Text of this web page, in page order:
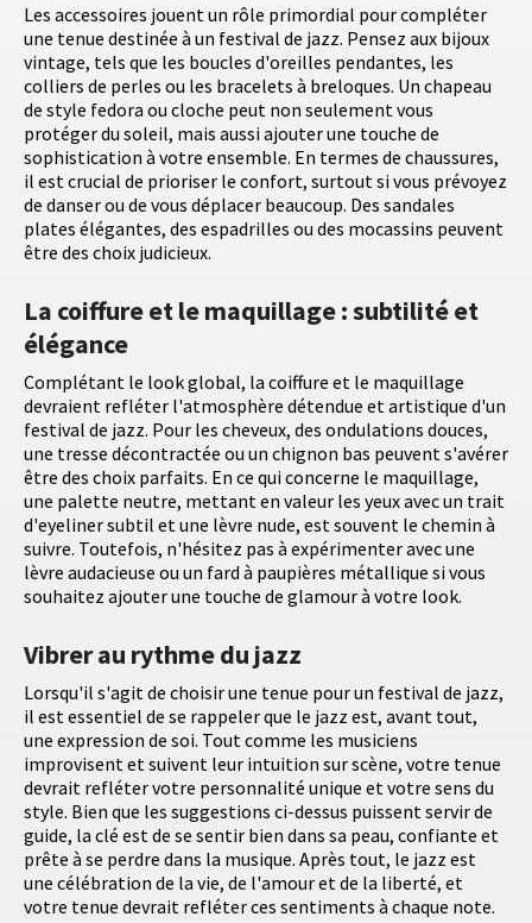
Les accessoires jouent un rôle primordial pour compléter
une tenue destinée à un festival de jazz. Pensez aux bijoux
vintage, tels que les boucles d'oreilles pendantes, les
colliers de perles ou les bracelets à breloques. Un chapeau
de style fedora ou cloche peut non seulement vous
protéger du soleil, mais aussi ajouter une touche de
sophistication à votre ensemble. En termes de chaussures,
il est crucial de prioriser le confort, surtout si vous prévoyez
de danser ou de vous déplacer beaucoup. Des sandales
plates élégantes, des espadrilles ou des mocassins peuvent
être des choix judicieux.
La coiffure et le maquillage : subtilité et
élégance
Complétant le look global, la coiffure et le maquillage
devraient refléter l'atmosphère détendue et artistique d'un
festival de jazz. Pour les cheveux, des ondulations douces,
une tresse décontractée ou un chignon bas peuvent s'avérer
être des choix parfaits. En ce qui concerne le maquillage,
une palette neutre, mettant en valeur les yeux avec un trait
d'eyeliner subtil et une lèvre nude, est souvent le chemin à
suivre. Toutefois, n'hésitez pas à expérimenter avec une
lèvre audacieuse ou un fard à paupières métallique si vous
souhaitez ajouter une touche de glamour à votre look.
Vibrer au rythme du jazz
Lorsqu'il s'agit de choisir une tenue pour un festival de jazz,
il est essentiel de se rappeler que le jazz est, avant tout,
une expression de soi. Tout comme les musiciens
improvisent et suivent leur intuition sur scène, votre tenue
devrait refléter votre personnalité unique et votre sens du
style. Bien que les suggestions ci-dessus puissent servir de
guide, la clé est de se sentir bien dans sa peau, confiante et
prête à se perdre dans la musique. Après tout, le jazz est
une célébration de la vie, de l'amour et de la liberté, et
votre tenue devrait refléter ces sentiments à chaque note.